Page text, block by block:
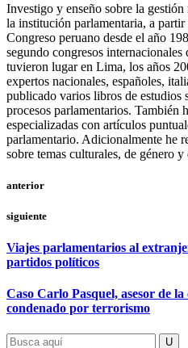
Investigo y enseño sobre la
la institución parlamentaria, a
Congreso peruano desde el año
segundo congresos
tuvieron lugar en Lima, los años
expertos nacionales, españoles,
publicado varios libros de estudios
procesos parlamentarios. También
especializadas con artículos
parlamentario. Adicionalmente he
sobre temas culturales, de género y
anterior
siguiente
Viajes parlamentarios al
partidos políticos
Caso Carlo Pasquel, asesor de
condenado por terrorismo